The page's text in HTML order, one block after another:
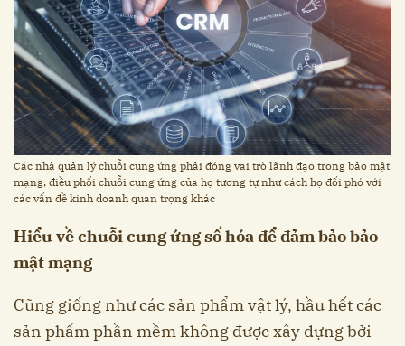
Các nhà quản lý chuỗi cung ứng phải đóng vai trò lãnh đạo trong bảo mật
mạng, điều phối chuỗi cung ứng của họ tương tự như cách họ đối phó với
các vấn đề kinh doanh quan trọng khác
Hiểu về chuỗi cung ứng số hóa để đảm bảo bảo
mật mạng
Cũng giống như các sản phẩm vật lý, hầu hết các
sản phẩm phần mềm không được xây dựng bởi